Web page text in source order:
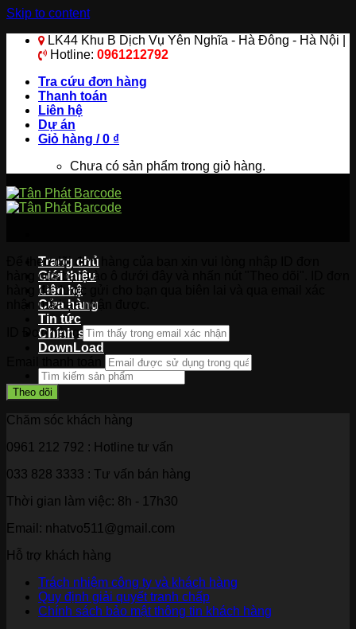
Skip to content
LK44 Khu B Dịch Vụ Yên Nghĩa - Hà Đông - Hà Nội |
Hotline: 0961212792
Tra cứu đơn hàng
Thanh toán
Liên hệ
Dự án
Giỏ hàng /0 ₫
Chưa có sản phẩm trong giỏ hàng.
Trang chủ
Giới thiệu
Liên hệ
Cửa hàng
Tin tức
Chính sách
DownLoad
Để theo dõi đơn hàng của bạn xin vui lòng nhập ID đơn
hàng của bạn vào ô dưới đây và nhấn nút "Theo dõi". ID đơn
hàng đã được gửi cho bạn qua biên lai và qua email xác
nhận mà bạn nhận được.
ID Đơn hàng
Chăm sóc khách hàng
0961 212 792 : Hotline tư vấn
033 828 3333 : Tư vấn bán hàng
Thời gian làm việc: 8h - 17h30
Email: nhatvo511@gmail.com
Hỗ trợ khách hàng
Trách nhiệm công ty và khách hàng
Quy định giải quyết tranh chấp
Chính sách bảo mật thông tin khách hàng